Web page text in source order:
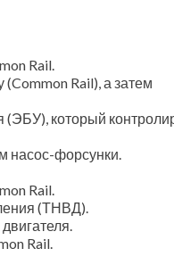
Rail.
Rail), а затем
который
насос-форсунки.
Rail.
(ТНВД).
Rail.